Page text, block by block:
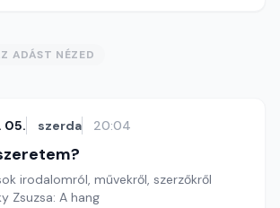
ADÁST NÉZED
05. szerda 20:04
irodalomról, művekről, szerzőkről
Zsuzsa: A hang